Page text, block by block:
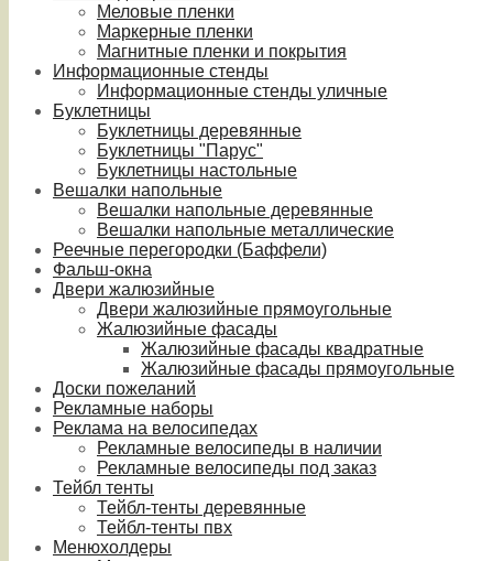
Меловые пленки
Маркерные пленки
Магнитные пленки и покрытия
Информационные стенды
Информационные стенды уличные
Буклетницы
Буклетницы деревянные
Буклетницы "Парус"
Буклетницы настольные
Вешалки напольные
Вешалки напольные деревянные
Вешалки напольные металлические
Реечные перегородки (Баффели)
Фальш-окна
Двери жалюзийные
Двери жалюзийные прямоугольные
Жалюзийные фасады
Жалюзийные фасады квадратные
Жалюзийные фасады прямоугольные
Доски пожеланий
Рекламные наборы
Реклама на велосипедах
Рекламные велосипеды в наличии
Рекламные велосипеды под заказ
Тейбл тенты
Тейбл-тенты деревянные
Тейбл-тенты пвх
Менюхолдеры